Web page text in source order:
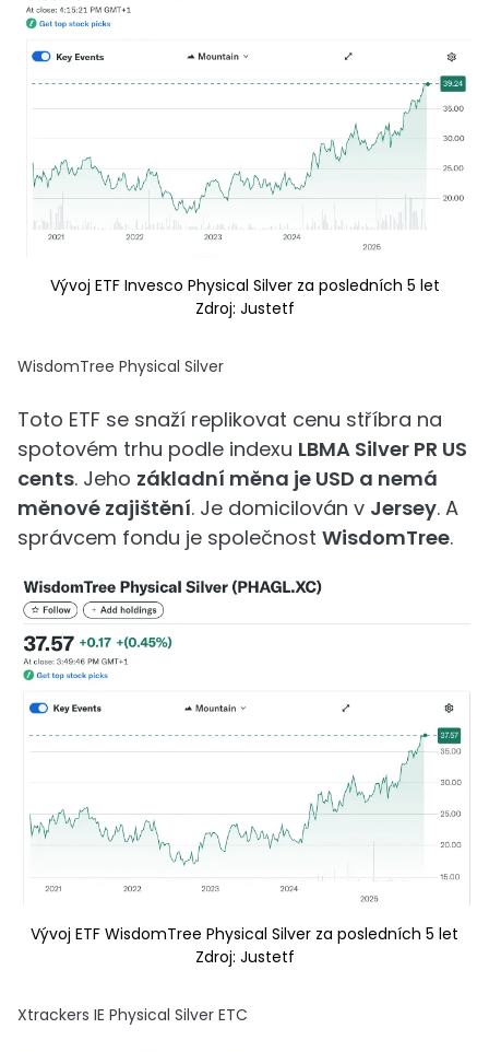
Vývoj ETF Invesco Physical Silver za posledních 5 let
Zdroj: Justetf
WisdomTree Physical Silver
Toto ETF se snaží replikovat cenu stříbra na
spotovém trhu podle indexu LBMA Silver PR US
cents. Jeho základní měna je USD a nemá
měnové zajištění. Je domicilován v Jersey. A
správcem fondu je společnost WisdomTree.
Vývoj ETF WisdomTree Physical Silver za posledních 5 let
Zdroj: Justetf
Xtrackers IE Physical Silver ETC